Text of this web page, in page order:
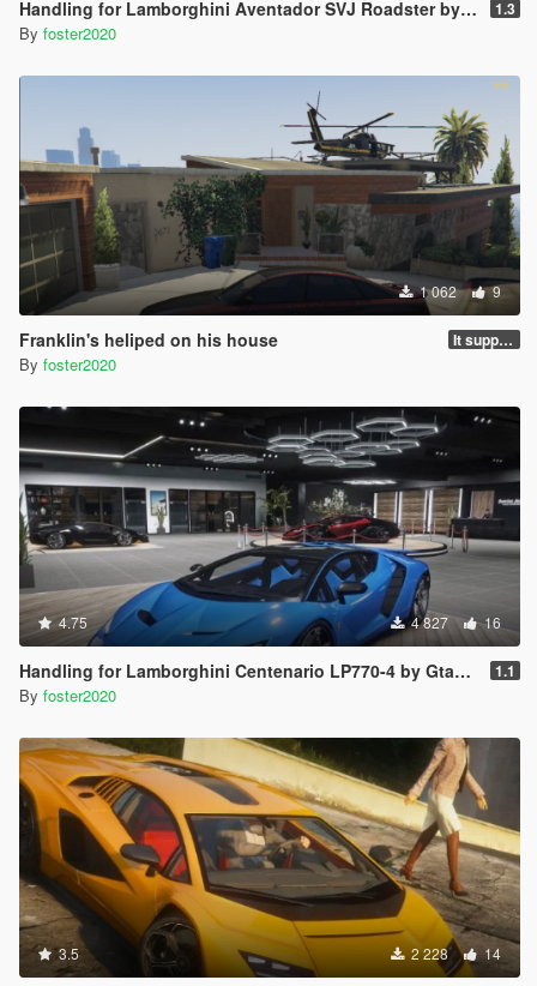
Handling for Lamborghini Aventador SVJ Roadster by navzahed 1.3
By foster2020
1 062 9
Franklin's heliped on his house It supports any version
By foster2020
4.75 4 827 16
Handling for Lamborghini Centenario LP770-4 by Gta5KoRn 1.1
By foster2020
3.5 2 228 14